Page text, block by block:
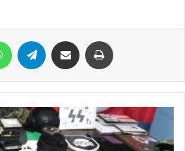
WhatsAppTelegram Compartilhar via e-mail